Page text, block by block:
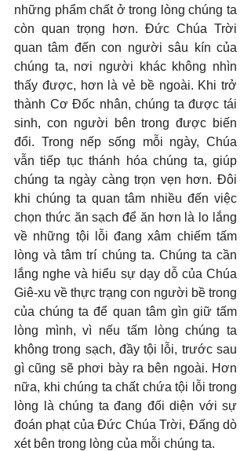
những phẩm chất ở trong lòng chúng ta
còn quan trọng hơn. Đức Chúa Trời
quan tâm đến con người sâu kín của
chúng ta, nơi người khác không nhìn
thấy được, hơn là vẻ bề ngoài. Khi trở
thành Cơ Đốc nhân, chúng ta được tái
sinh, con người bên trong được biến
đổi. Trong nếp sống mỗi ngày, Chúa
vẫn tiếp tục thánh hóa chúng ta, giúp
chúng ta ngày càng trọn vẹn hơn. Đôi
khi chúng ta quan tâm nhiều đến việc
chọn thức ăn sạch để ăn hơn là lo lắng
về những tội lỗi đang xâm chiếm tấm
lòng và tâm trí chúng ta. Chúng ta cần
lắng nghe và hiểu sự dạy dỗ của Chúa
Giê-xu về thực trạng con người bề trong
của chúng ta để quan tâm gìn giữ tấm
lòng mình, vì nếu tấm lòng chúng ta
không trong sạch, đầy tội lỗi, trước sau
gì cũng sẽ phơi bày ra bên ngoài. Hơn
nữa, khi chúng ta chất chứa tội lỗi trong
lòng là chúng ta đang đối diện với sự
đoán phạt của Đức Chúa Trời, Đấng dò
xét bên trong lòng của mỗi chúng ta.